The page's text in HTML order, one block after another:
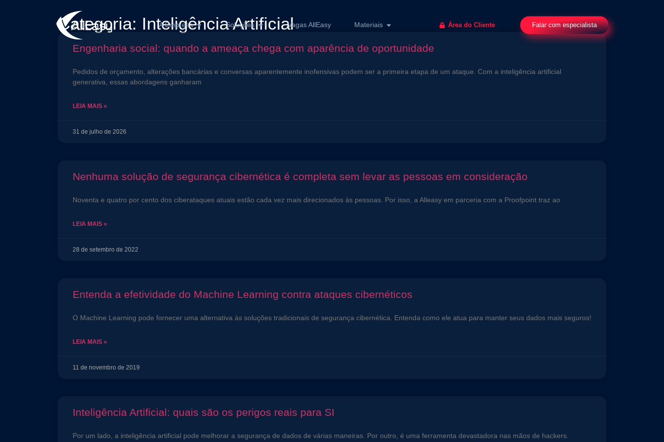
A Empresa Soluções Vagas AllEasy Materiais Área do Cliente Falar com especialista
Categoria: Inteligência Artificial
Engenharia social: quando a ameaça chega com aparência de oportunidade
Pedidos de orçamento, alterações bancárias e conversas aparentemente inofensivas podem ser a primeira etapa de um ataque. Com a inteligência artificial
generativa, essas abordagens ganharam
LEIA MAIS »
31 de julho de 2026
Nenhuma solução de segurança cibernética é completa sem levar as pessoas em consideração
Noventa e quatro por cento dos ciberataques atuais estão cada vez mais direcionados às pessoas. Por isso, a Alleasy em parceria com a Proofpoint traz ao
LEIA MAIS »
28 de setembro de 2022
Entenda a efetividade do Machine Learning contra ataques cibernéticos
O Machine Learning pode fornecer uma alternativa às soluções tradicionais de segurança cibernética. Entenda como ele atua para manter seus dados mais seguros!
LEIA MAIS »
11 de novembro de 2019
Inteligência Artificial: quais são os perigos reais para SI
Por um lado, a inteligência artificial pode melhorar a segurança de dados de várias maneiras. Por outro, é uma ferramenta devastadora nas mãos de hackers.